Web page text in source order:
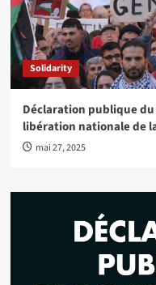
Solidarity
Déclaration publique du
libération nationale de
mai 27, 2025